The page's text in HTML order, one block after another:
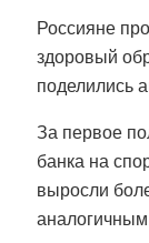
Россияне
здоровый
поделились
За первое
банка на
выросли